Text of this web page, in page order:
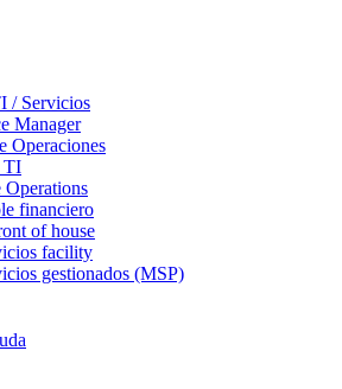
/ Servicios
Manager
Operaciones
TI
financiero
of house
facility
gestionados (MSP)